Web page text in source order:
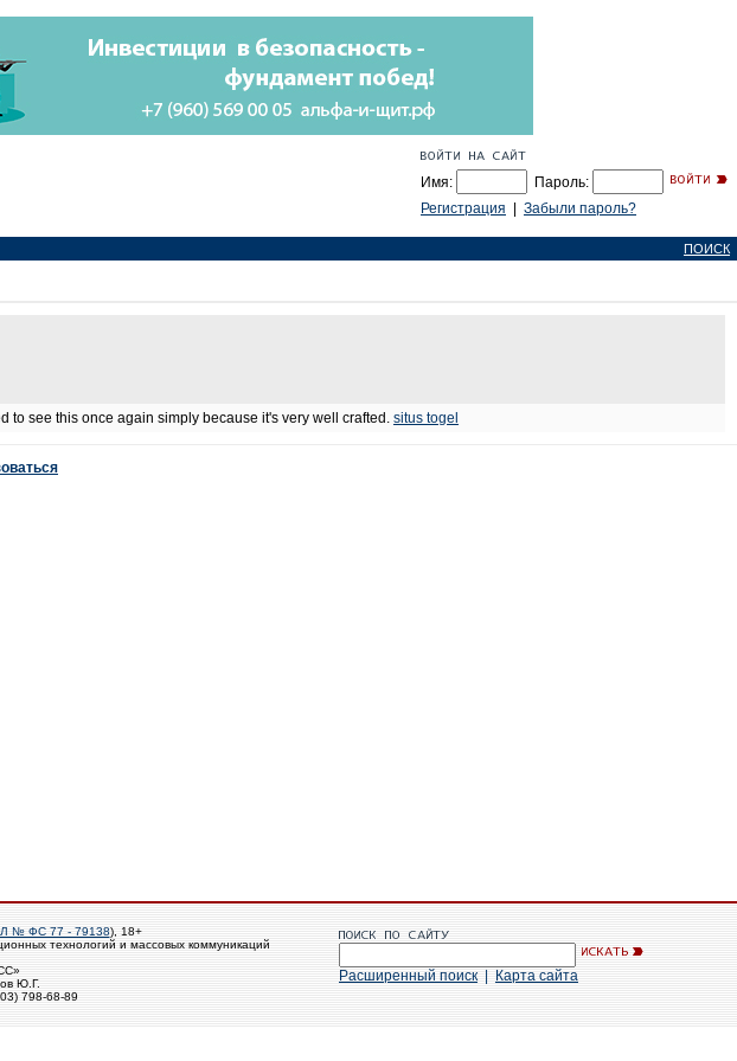
Имя:
Пароль:
Регистрация
Забыли пароль?
ПОИСК
to see this once again simply because it's very well crafted. situs togel
№ ФС 77 - 79138), 18+
технологий и массовых коммуникаций
Ю.Г.
798-68-89
Расширенный поиск Карта сайта